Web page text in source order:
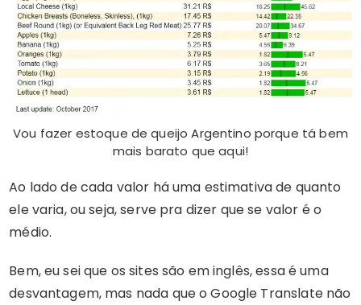
Vou fazer estoque de queijo Argentino porque tá bem
mais barato que aqui!
Ao lado de cada valor há uma estimativa de quanto
ele varia, ou seja, serve pra dizer que se valor é o
médio.
Bem, eu sei que os sites são em inglês, essa é uma
desvantagem, mas nada que o Google Translate não